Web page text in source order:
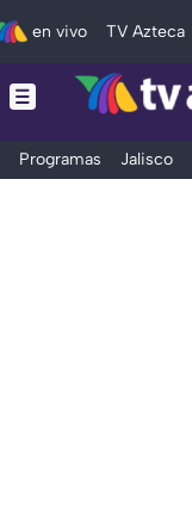
en vivo TV Azteca
Programas Jalisco